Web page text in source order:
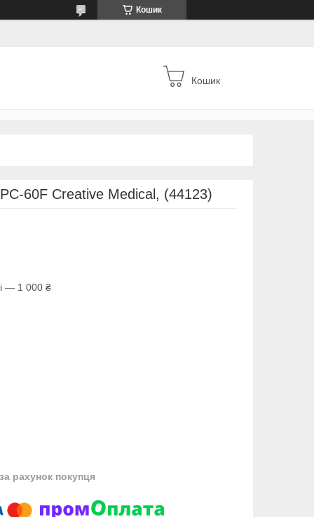
Кошик
Кошик
60F Creative Medical, (44123)
— 1 000 ₴
рахунок покупця